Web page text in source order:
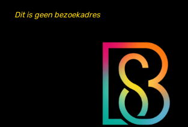
Dit is geen bezoekadres